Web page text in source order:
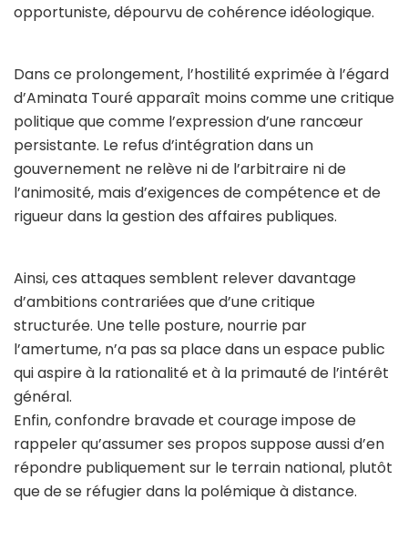
opportuniste, dépourvu de cohérence idéologique.
Dans ce prolongement, l’hostilité exprimée à l’égard
d’Aminata Touré apparaît moins comme une critique
politique que comme l’expression d’une rancœur
persistante. Le refus d’intégration dans un
gouvernement ne relève ni de l’arbitraire ni de
l’animosité, mais d’exigences de compétence et de
rigueur dans la gestion des affaires publiques.
Ainsi, ces attaques semblent relever davantage
d’ambitions contrariées que d’une critique
structurée. Une telle posture, nourrie par
l’amertume, n’a pas sa place dans un espace public
qui aspire à la rationalité et à la primauté de l’intérêt
général.
Enfin, confondre bravade et courage impose de
rappeler qu’assumer ses propos suppose aussi d’en
répondre publiquement sur le terrain national, plutôt
que de se réfugier dans la polémique à distance.